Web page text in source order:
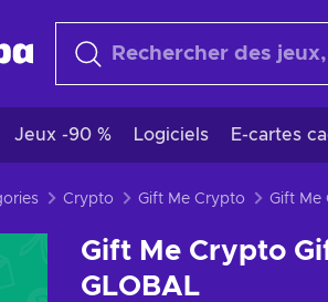
Jeux -90 % Logiciels E-cartes
Crypto Gift Me Crypto
Gift Me Crypto
GLOBAL